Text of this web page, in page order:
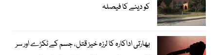
کو دینے کا فیصلہ
بھارتی اداکارہ کا لرزہ خیز قتل، جسم کے ٹکڑے اور سر